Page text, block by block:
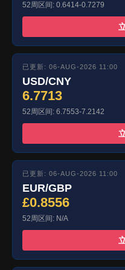
52周区间: 0.6414-0.7279
已更新: 06-AUG-2026 11:00
USD/CNY
6.7713
52周区间: 6.7553-7.2142
已更新: 06-AUG-2026 11:00
EUR/GBP
£0.8556
52周区间: N/A